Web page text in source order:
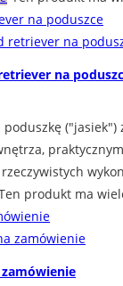
na
poduszkę
produkt ma
zamówienie